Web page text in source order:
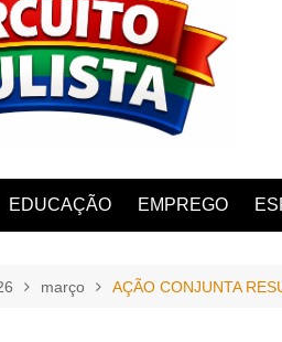
AMPARO
EDUCAÇÃO EMPREGO
março AÇÃO CONJUNTA